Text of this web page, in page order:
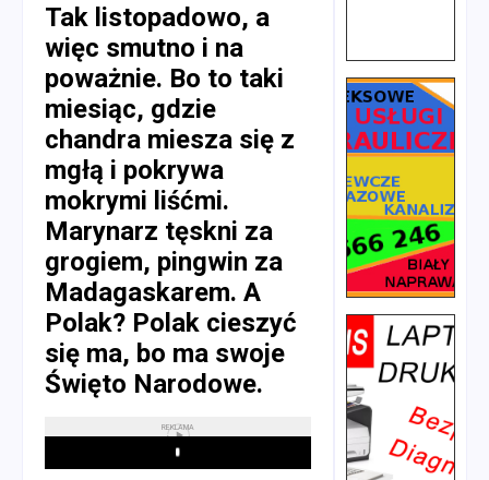
Tak listopadowo, a
więc smutno i na
poważnie. Bo to taki
miesiąc, gdzie
chandra miesza się z
mgłą i pokrywa
mokrymi liśćmi.
Marynarz tęskni za
grogiem, pingwin za
Madagaskarem. A
Polak? Polak cieszyć
się ma, bo ma swoje
Święto Narodowe.
REKLAMA
Play